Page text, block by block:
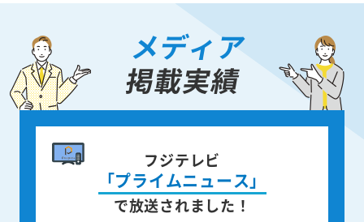
メディア
掲載実績
書籍出版
身近な人が
亡くなった後の遺品整理
を出版しました！